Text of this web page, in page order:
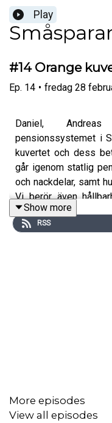
Play
#14 Orange
Ep. 14 • fredag 28
Daniel,
pensionssystemet i
kuvertet och dess
går igenom statlig
och nackdelar, samt
Vi berör även
framtiden för
Stötta
reklamen genom att
Show more
RSS
More episodes
View all episodes